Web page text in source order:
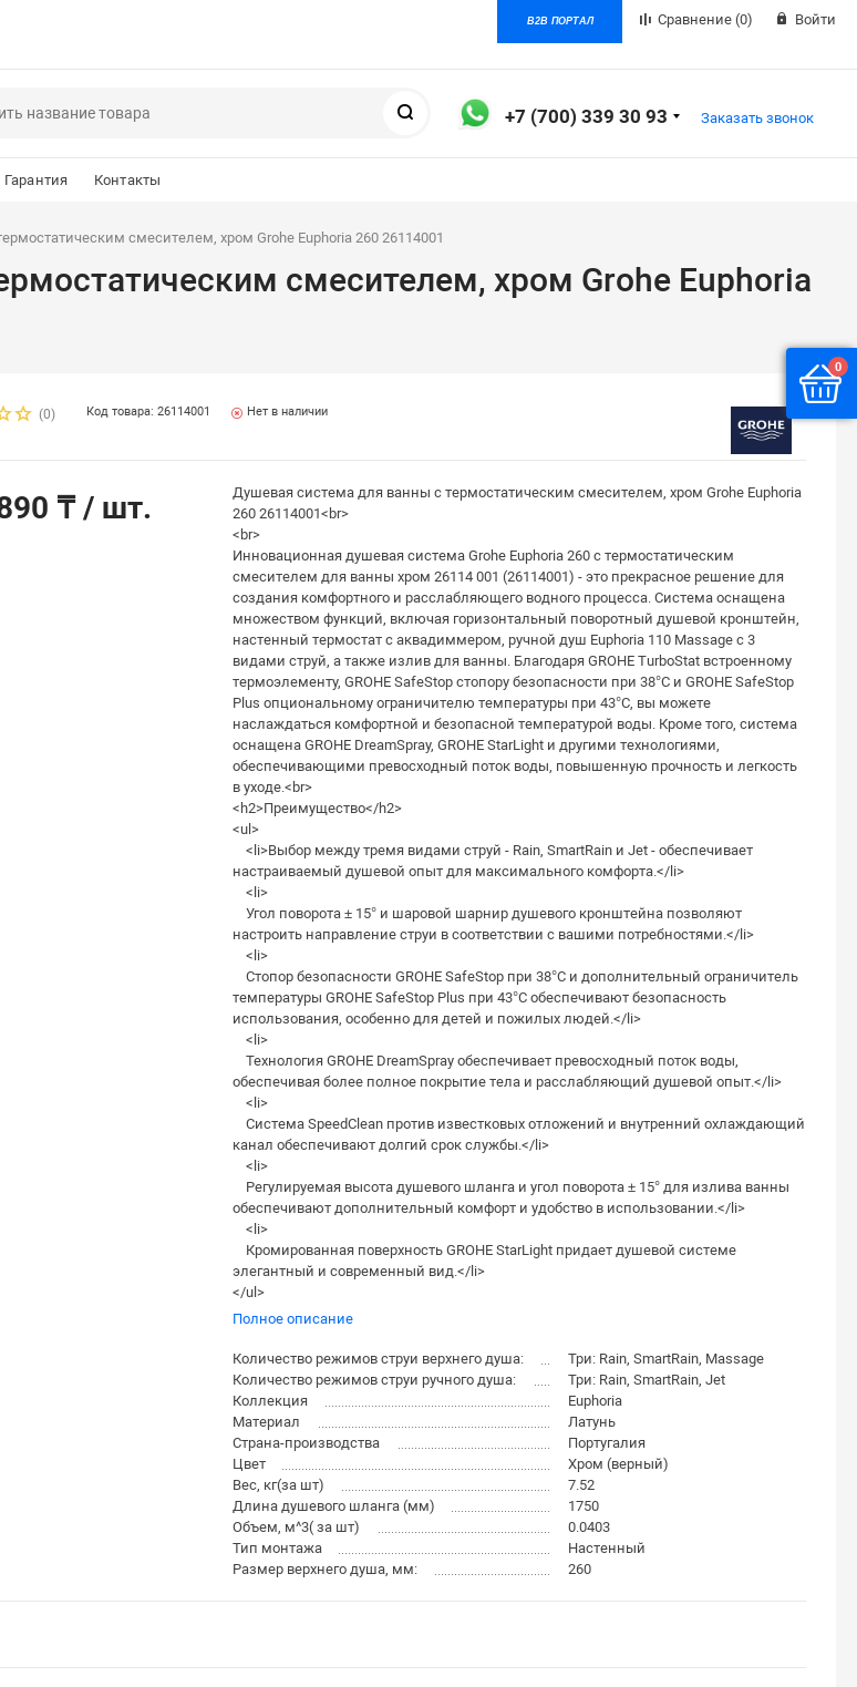
B2B ПОРТАЛ Сравнение (0) Войти
+7 (700) 339 30 93 Заказать звонок
Гарантия Контакты
смесителем, хром Grohe Euphoria 260 26114001
смесителем, хром Grohe Euphoria
(0) Код товара: 26114001 Нет в наличии
₸/ шт.
Душевая система для ванны с термостатическим смесителем, хром Grohe Euphoria
260 26114001<br>
<br>
Инновационная душевая система Grohe Euphoria 260 с термостатическим
смесителем для ванны хром 26114 001 (26114001) - это прекрасное решение для
создания комфортного и расслабляющего водного процесса. Система оснащена
множеством функций, включая горизонтальный поворотный душевой кронштейн,
настенный термостат с аквадиммером, ручной душ Euphoria 110 Massage с 3
видами струй, а также излив для ванны. Благодаря GROHE TurboStat встроенному
термоэлементу, GROHE SafeStop стопору безопасности при 38°C и GROHE SafeStop
Plus опциональному ограничителю температуры при 43°C, вы можете
наслаждаться комфортной и безопасной температурой воды. Кроме того, система
оснащена GROHE DreamSpray, GROHE StarLight и другими технологиями,
обеспечивающими превосходный поток воды, повышенную прочность и легкость
в уходе.<br>
<h2>Преимущество</h2>
<ul>
<li>Выбор между тремя видами струй - Rain, SmartRain и Jet - обеспечивает
настраиваемый душевой опыт для максимального комфорта.</li>
<li>
Угол поворота ± 15° и шаровой шарнир душевого кронштейна позволяют
настроить направление струи в соответствии с вашими потребностями.</li>
<li>
Стопор безопасности GROHE SafeStop при 38°C и дополнительный ограничитель
температуры GROHE SafeStop Plus при 43°C обеспечивают безопасность
использования, особенно для детей и пожилых людей.</li>
<li>
Технология GROHE DreamSpray обеспечивает превосходный поток воды,
обеспечивая более полное покрытие тела и расслабляющий душевой опыт.</li>
<li>
Система SpeedClean против известковых отложений и внутренний охлаждающий
канал обеспечивают долгий срок службы.</li>
<li>
Регулируемая высота душевого шланга и угол поворота ± 15° для излива ванны
обеспечивают дополнительный комфорт и удобство в использовании.</li>
<li>
Кромированная поверхность GROHE StarLight придает душевой системе
элегантный и современный вид.</li>
</ul>
Полное описание
Количество режимов струи верхнего душа:
Три: Rain, SmartRain, Massage
Количество режимов струи ручного душа:
Три: Rain, SmartRain, Jet
Коллекция
Euphoria
Материал
Латунь
Страна-производства
Португалия
Цвет
Хром (верный)
Вес, кг(за шт)
7.52
Длина душевого шланга (мм)
1750
Объем, м^3( за шт)
0.0403
Тип монтажа
Настенный
Размер верхнего душа, мм:
260
0